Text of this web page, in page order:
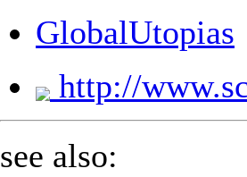
GlobalUtopias
http://
see also: